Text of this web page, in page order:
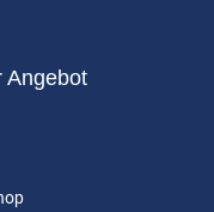
Angebot